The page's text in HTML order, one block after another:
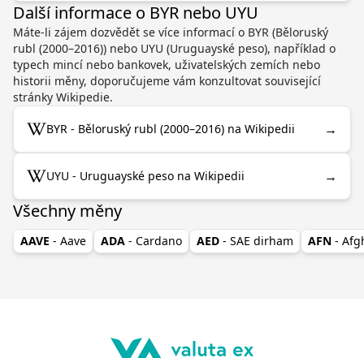
Další informace o BYR nebo UYU
Máte-li zájem dozvědět se více informací o BYR (Běloruský
rubl (2000–2016)) nebo UYU (Uruguayské peso), například o
typech mincí nebo bankovek, uživatelských zemích nebo
historii měny, doporučujeme vám konzultovat související
stránky Wikipedie.
BYR - Běloruský rubl (2000–2016) na Wikipedii →
UYU - Uruguayské peso na Wikipedii →
Všechny měny
AAVE - Aave ADA - Cardano AED - SAE dirham AFN -